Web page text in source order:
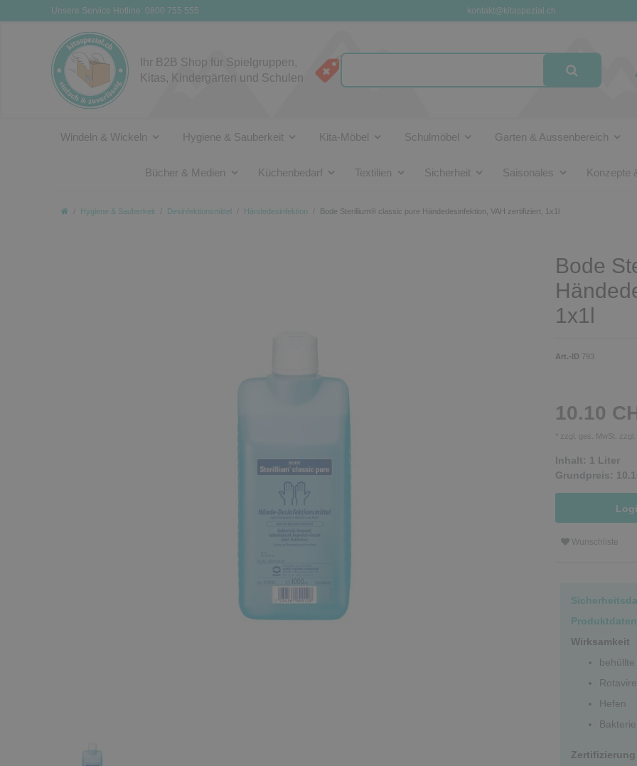
Unsere Service Hotline: 0800 755 555 kontakt@kitaspezial.ch
Ihr B2B Shop für Spielgruppen,
Kitas, Kindergärten und Schulen
Windeln & Wickeln Hygiene & Sauberkeit Kita-Möbel Schulmöbel Garten & Aussenbereich
Bücher & Medien Küchenbedarf Textilien Sicherheit Saisonales Konzepte
Hygiene & Sauberkeit Desinfektionsmittel Händedesinfektion Bode Sterillium® classic pure Händedesinfektion, VAH zertifiziert, 1x1l
Bode
1x1l
Art.-ID 793
10.10
* zzgl. ges. MwSt. zzgl.
Inhalt: 1 Liter
Grundpreis:
Wunschliste
Wirksamkeit
behüllte
Hefen
Zertifizierung